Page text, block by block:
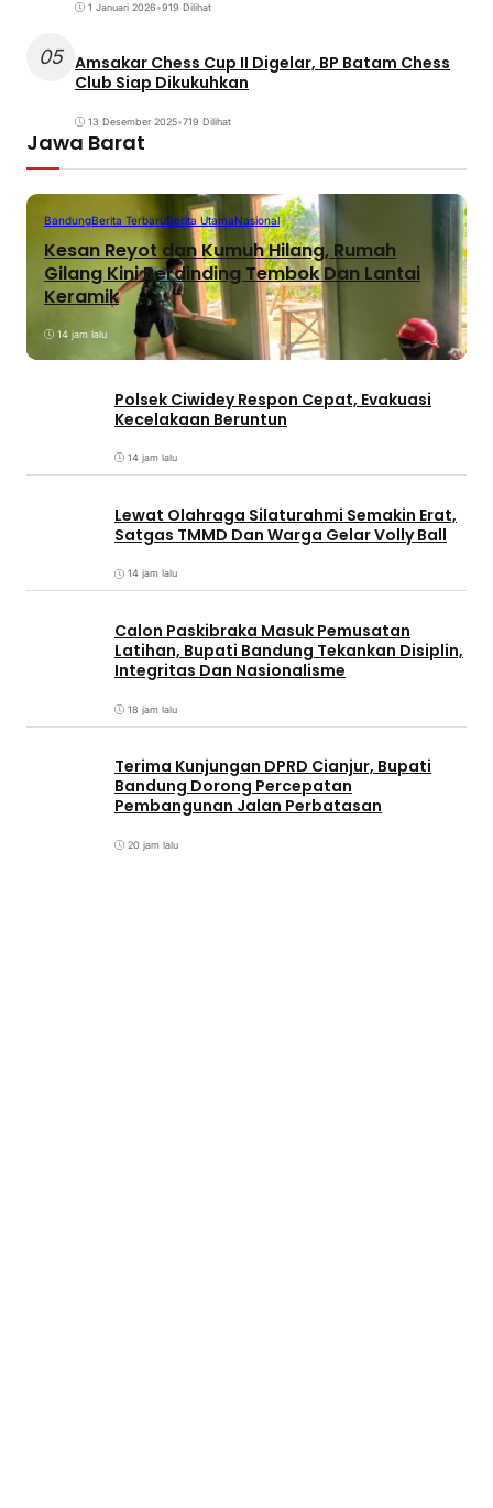
1 Januari 2026•919 Dilihat
05 Amsakar Chess Cup II Digelar, BP Batam Chess
Club Siap Dikukuhkan
13 Desember 2025•719 Dilihat
Jawa Barat
BandungBerita TerbaruBerita UtamaNasional
Kesan Reyot dan Kumuh Hilang, Rumah
Gilang Kini Berdinding Tembok Dan Lantai
Keramik
14 jam lalu
Polsek Ciwidey Respon Cepat, Evakuasi
Kecelakaan Beruntun
14 jam lalu
Lewat Olahraga Silaturahmi Semakin Erat,
Satgas TMMD Dan Warga Gelar Volly Ball
14 jam lalu
Calon Paskibraka Masuk Pemusatan
Latihan, Bupati Bandung Tekankan Disiplin,
Integritas Dan Nasionalisme
18 jam lalu
Terima Kunjungan DPRD Cianjur, Bupati
Bandung Dorong Percepatan
Pembangunan Jalan Perbatasan
20 jam lalu